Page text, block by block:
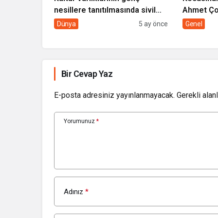
nesillere tanıtılmasında sivil
toplumun rolü
Dünya 5 ay önce
Ahmet
Genel
Bir Cevap Yaz
E-posta adresiniz yayınlanmayacak. Gerekli
Yorumunuz *
Adınız *